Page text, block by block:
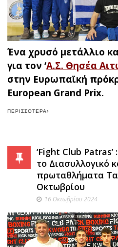
Ένα χρυσό μετάλλιο
για τον ‘Α.Σ. Θησέα
στην Ευρωπαϊκή
European Grand Prix.
ΠΕΡΙΣΣΌΤΕΡΑ
‘Fight Club
το Διασυλλογικό
πρωταθλήματα
Οκτωβρίου
16 Οκτωβρίου 2024